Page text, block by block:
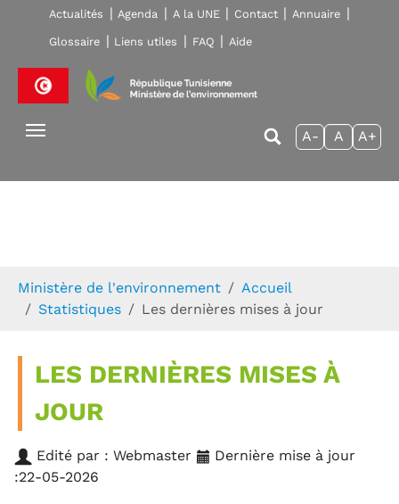
Skip to main navigation
Aller au contenu principal
Skip to page footer
Actualités Agenda A la UNE Contact Annuaire
Glossaire Liens utiles FAQ Aide
A- A A+
Ministère de l'environnement
Accueil
Statistiques
Les dernières mises à jour
LES DERNIÈRES MISES À
JOUR
Edité par : Webmaster
Dernière mise à jour
:22-05-2026